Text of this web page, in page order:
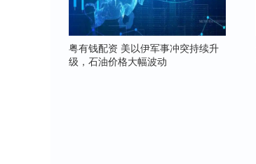
粤有钱配资 美以伊军事冲突持续升
级，石油价格大幅波动